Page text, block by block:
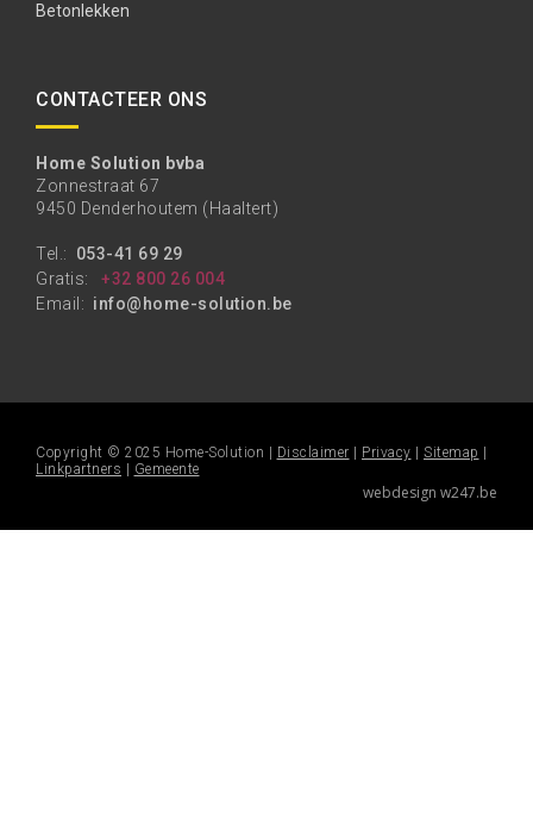
Betonlekken
CONTACTEER ONS
Home Solution bvba
Zonnestraat 67
9450 Denderhoutem (Haaltert)
Tel.: 053-41 69 29
Gratis:
+32 800 26 004
Email: info@home-solution.be
Copyright © 2025 Home-Solution | Disclaimer Privacy Sitemap
Linkpartners
Gemeente
webdesign w247.be